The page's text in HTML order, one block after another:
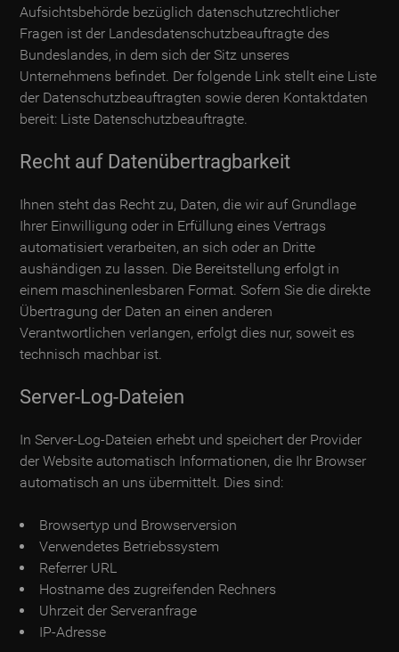
Aufsichtsbehörde bezüglich datenschutzrechtlicher
Fragen ist der Landesdatenschutzbeauftragte des
Bundeslandes, in dem sich der Sitz unseres
Unternehmens befindet. Der folgende Link stellt eine Liste
der Datenschutzbeauftragten sowie deren Kontaktdaten
bereit: Liste Datenschutzbeauftragte.
Recht auf Datenübertragbarkeit
Ihnen steht das Recht zu, Daten, die wir auf Grundlage
Ihrer Einwilligung oder in Erfüllung eines Vertrags
automatisiert verarbeiten, an sich oder an Dritte
aushändigen zu lassen. Die Bereitstellung erfolgt in
einem maschinenlesbaren Format. Sofern Sie die direkte
Übertragung der Daten an einen anderen
Verantwortlichen verlangen, erfolgt dies nur, soweit es
technisch machbar ist.
Server-Log-Dateien
In Server-Log-Dateien erhebt und speichert der Provider
der Website automatisch Informationen, die Ihr Browser
automatisch an uns übermittelt. Dies sind:
Browsertyp und Browserversion
Verwendetes Betriebssystem
Referrer URL
Hostname des zugreifenden Rechners
Uhrzeit der Serveranfrage
IP-Adresse